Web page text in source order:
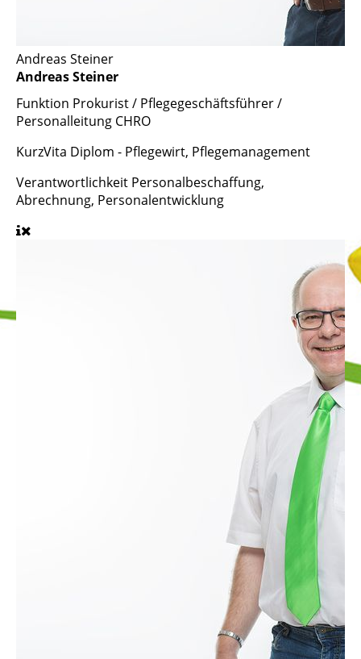
Andreas Steiner
Andreas Steiner
Funktion Prokurist / Pflegegeschäftsführer /
Personalleitung CHRO
KurzVita Diplom - Pflegewirt, Pflegemanagement
Verantwortlichkeit Personalbeschaffung,
Abrechnung, Personalentwicklung